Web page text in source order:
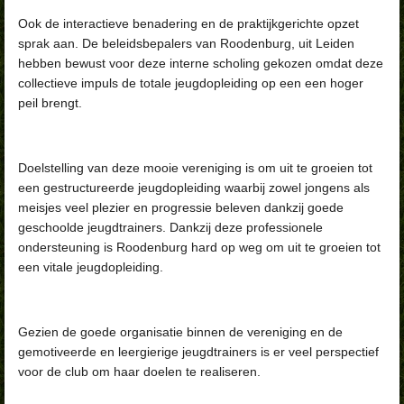
Ook de interactieve benadering en de praktijkgerichte opzet
sprak aan. De beleidsbepalers van Roodenburg, uit Leiden
hebben bewust voor deze interne scholing gekozen omdat deze
collectieve impuls de totale jeugdopleiding op een een hoger
peil brengt.
Doelstelling van deze mooie vereniging is om uit te groeien tot
een gestructureerde jeugdopleiding waarbij zowel jongens als
meisjes veel plezier en progressie beleven dankzij goede
geschoolde jeugdtrainers. Dankzij deze professionele
ondersteuning is Roodenburg hard op weg om uit te groeien tot
een vitale jeugdopleiding.
Gezien de goede organisatie binnen de vereniging en de
gemotiveerde en leergierige jeugdtrainers is er veel perspectief
voor de club om haar doelen te realiseren.